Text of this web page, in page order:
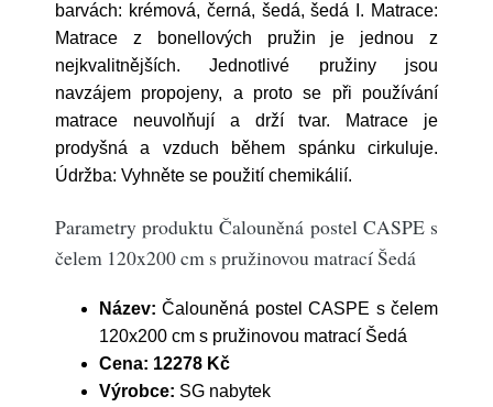
barvách: krémová, černá, šedá, šedá I. Matrace:
Matrace z bonellových pružin je jednou z
nejkvalitnějších. Jednotlivé pružiny jsou
navzájem propojeny, a proto se při používání
matrace neuvolňují a drží tvar. Matrace je
prodyšná a vzduch během spánku cirkuluje.
Údržba: Vyhněte se použití chemikálií.
Parametry produktu Čalouněná postel CASPE s
čelem 120x200 cm s pružinovou matrací Šedá
Název: Čalouněná postel CASPE s čelem
120x200 cm s pružinovou matrací Šedá
Cena: 12278 Kč
Výrobce: SG nabytek